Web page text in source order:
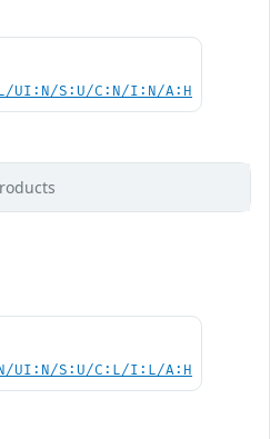
UI:N/S:U/C:N/I:N/A:H
UI:N/S:U/C:L/I:L/A:H